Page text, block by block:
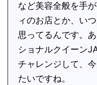
など美容全般を手
ィのお店とか、い
思ってるんです。
ショナルクイーン
チャレンジして、
たいですね。